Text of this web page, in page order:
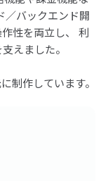
／バックエンド開
性を両立し、 利
えました。
制作しています。